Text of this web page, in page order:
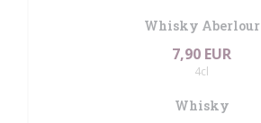
Whisky Aberlour
7,90 EUR
4cl
Whisky